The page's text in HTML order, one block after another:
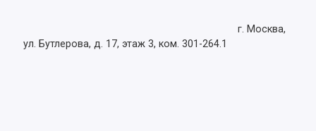
г. Москва,
ул. Бутлерова, д. 17, этаж 3, ком. 301-264.1